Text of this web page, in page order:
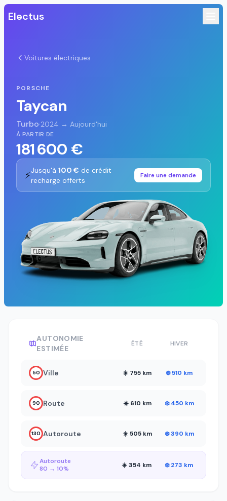
Electus
Voitures électriques
PORSCHE
Taycan
Turbo·2024 → Aujourd'hui
À PARTIR DE
181 600 €
⚡Jusqu'à 100 € de crédit
recharge offerts
Faire une demande
AUTONOMIE
ESTIMÉE
ÉTÉ HIVER
50 Ville ☀️ 755 km ❄️ 510 km
90 Route ☀️ 610 km ❄️ 450 km
130 Autoroute ☀️ 505 km ❄️ 390 km
Autoroute
80 → 10%
☀️ 354 km ❄️ 273 km